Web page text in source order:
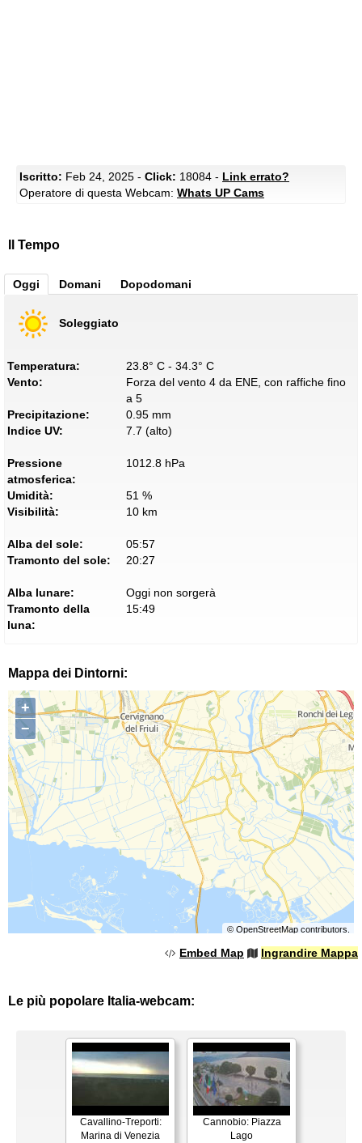
Iscritto: Feb 24, 2025 - Click: 18084 - Link errato?
Operatore di questa Webcam: Whats UP Cams
Il Tempo
Oggi Domani Dopodomani
Soleggiato
Temperatura:
23.8° C - 34.3° C
Vento:
Forza del vento 4 da ENE, con raffiche fino
a 5
Precipitazione:
0.95 mm
Indice UV:
7.7 (alto)
Pressione
atmosferica:
1012.8 hPa
Umidità:
51 %
Visibilità:
10 km
Alba del sole:
05:57
Tramonto del sole:
20:27
Alba lunare:
Oggi non sorgerà
Tramonto della
luna:
15:49
Mappa dei Dintorni:
+
−
© OpenStreetMapcontributors.
Embed Map Ingrandire Mappa
Le più popolare Italia-webcam:
Cavallino-Treporti:
Marina di Venezia
Cannobio: Piazza
Lago